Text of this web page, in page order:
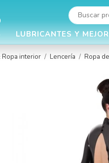
LUBRICANTES Y
Ropa interior / Lencería / Ropa